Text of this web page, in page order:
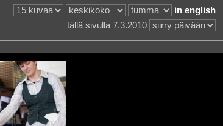
in english
tällä sivulla 7.3.2010